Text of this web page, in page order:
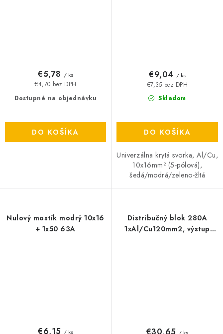
Dostupné na objednávku
€4,70 bez DPH
€5,78 / ks
DO KOŠÍKA
Skladom
€7,35 bez DPH
€9,04 / ks
DO KOŠÍKA
Univerzálna krytá svorka, Al/Cu,
10x16mm² (5-pólová),
šedá/modrá/zeleno-žltá
Nulový mostík modrý 10x16
+ 1x50 63A
€6,15 / ks
Distribučný blok 280A
1xAl/Cu120mm2, výstup